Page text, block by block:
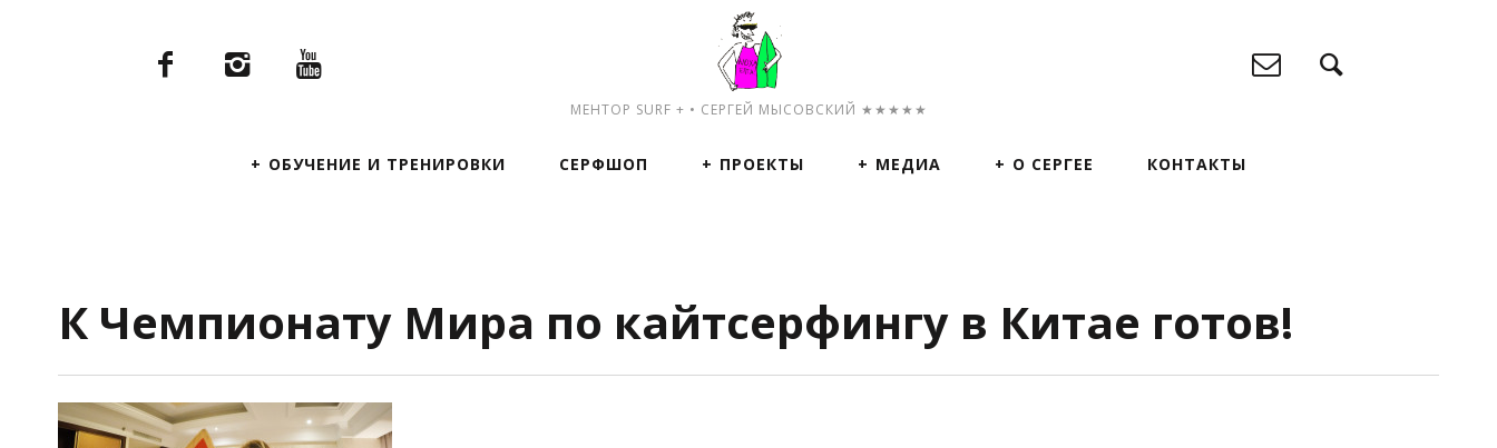
МЕНТОР SURF + • СЕРГЕЙ МЫСОВСКИЙ ★★★★★
ОБУЧЕНИЕ И ТРЕНИРОВКИ СЕРФШОП ПРОЕКТЫ МЕДИА О СЕРГЕЕ КОНТАКТЫ
К Чемпионату Мира по кайтсерфингу в Китае готов!